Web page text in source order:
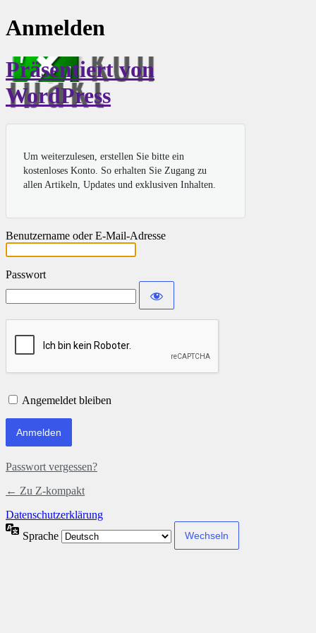
Anmelden
Präsentiert von
WordPress
Um weiterzulesen, erstellen Sie bitte ein
kostenloses Konto. So erhalten Sie Zugang zu
allen Artikeln, Updates und exklusiven Inhalten.
Benutzername oder E-Mail-Adresse
Passwort
Angemeldet bleiben
Passwort vergessen?
← Zu Z-kompakt
Datenschutzerklärung
Sprache